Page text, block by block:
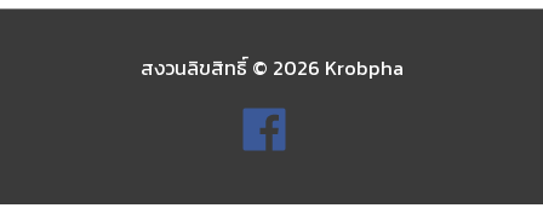
สงวนลิขสิทธิ์ © 2026 Krobpha